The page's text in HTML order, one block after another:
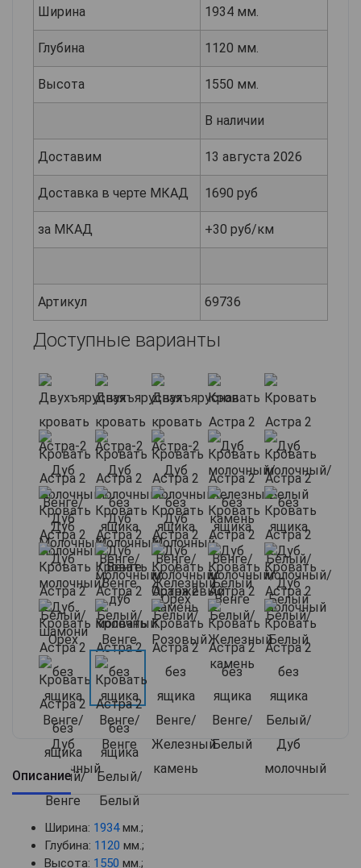
Ширина 1934 мм.
Глубина 1120 мм.
Высота 1550 мм.
В наличии
Доставим 13 августа 2026
Доставка в черте МКАД 1690 руб
за МКАД +30 руб/км
Артикул 69736
Доступные варианты
Описание
Ширина: 1934мм.;
Глубина: 1120 мм.;
Высота: 1550 мм.;